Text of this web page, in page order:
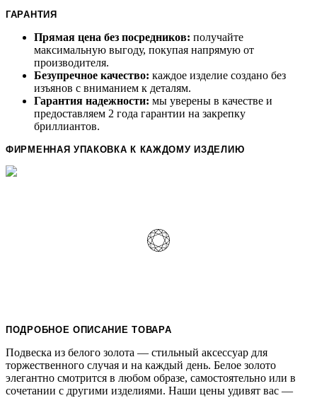
ГАРАНТИЯ
Прямая цена без посредников: получайте
максимальную выгоду, покупая напрямую от
производителя.
Безупречное качество: каждое изделие создано без
изъянов с вниманием к деталям.
Гарантия надежности: мы уверены в качестве и
предоставляем 2 года гарантии на закрепку
бриллиантов.
ФИРМЕННАЯ УПАКОВКА К КАЖДОМУ ИЗДЕЛИЮ
ПОДРОБНОЕ ОПИСАНИЕ ТОВАРА
Подвеска из белого золота — стильный аксессуар для
торжественного случая и на каждый день. Белое золото
элегантно смотрится в любом образе, самостоятельно или в
сочетании с другими изделиями. Наши цены удивят вас —